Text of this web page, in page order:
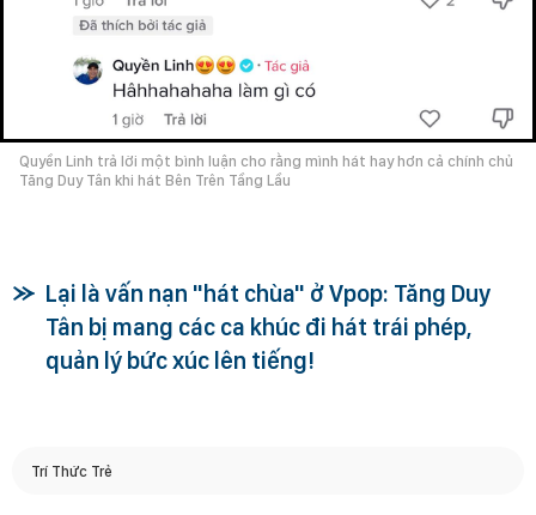
Quyền Linh trả lời một bình luận cho rằng mình hát hay hơn cả chính chủ
Tăng Duy Tân khi hát Bên Trên Tầng Lầu
Lại là vấn nạn "hát chùa" ở Vpop: Tăng Duy
Tân bị mang các ca khúc đi hát trái phép,
quản lý bức xúc lên tiếng!
Trí Thức Trẻ